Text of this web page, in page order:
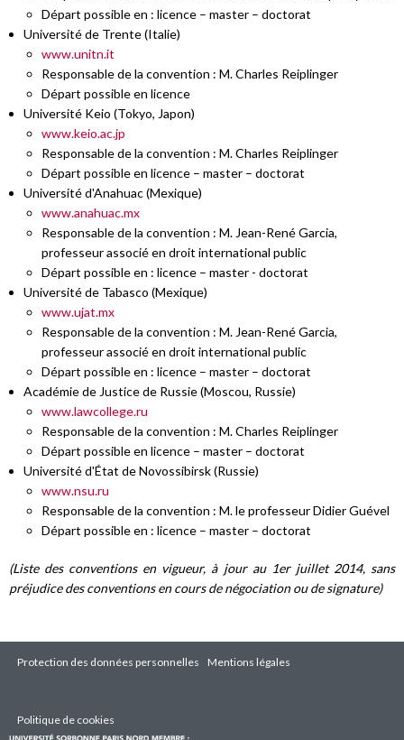
Départ possible en : licence – master – doctorat
Université de Trente (Italie)
www.unitn.it
Responsable de la convention : M. Charles Reiplinger
Départ possible en licence
Université Keio (Tokyo, Japon)
www.keio.ac.jp
Responsable de la convention : M. Charles Reiplinger
Départ possible en licence – master – doctorat
Université d'Anahuac (Mexique)
www.anahuac.mx
Responsable de la convention : M. Jean-René Garcia,
professeur associé en droit international public
Départ possible en : licence – master - doctorat
Université de Tabasco (Mexique)
www.ujat.mx
Responsable de la convention : M. Jean-René Garcia,
professeur associé en droit international public
Départ possible en : licence – master – doctorat
Académie de Justice de Russie (Moscou, Russie)
www.lawcollege.ru
Responsable de la convention : M. Charles Reiplinger
Départ possible en licence – master – doctorat
Université d'État de Novossibirsk (Russie)
www.nsu.ru
Responsable de la convention : M. le professeur Didier Guével
Départ possible en : licence – master – doctorat
(Liste des conventions en vigueur, à jour au 1er juillet 2014, sans
préjudice des conventions en cours de négociation ou de signature)
Protection des données personnelles Mentions légales
Politique de cookies